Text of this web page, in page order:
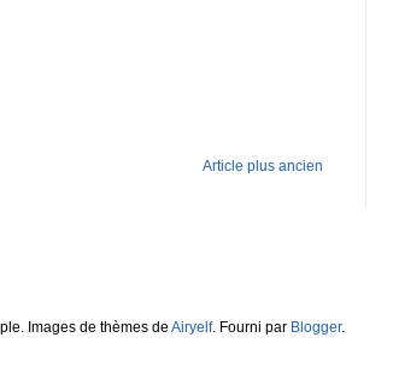
Article plus ancien
Images de thèmes de Airyelf. Fourni par Blogger.